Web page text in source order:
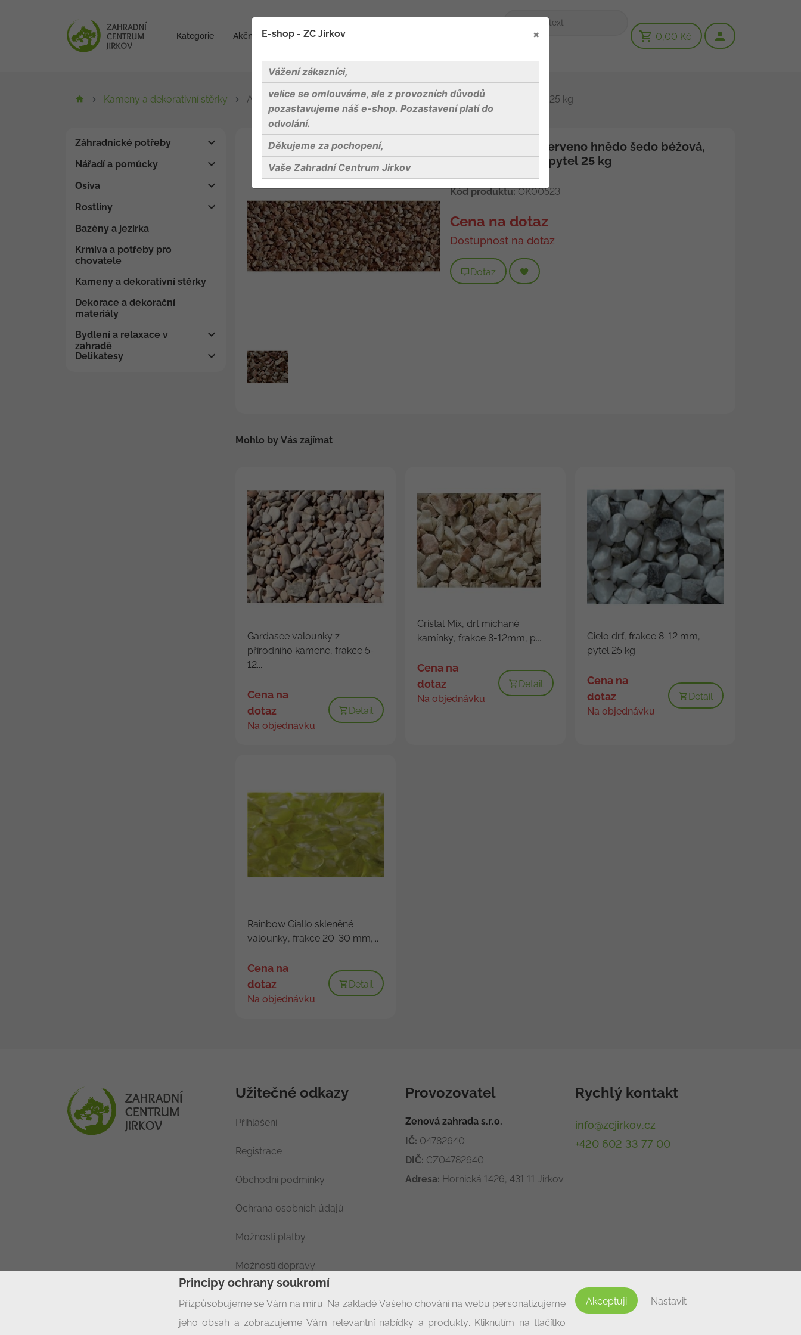
Kategorie Akční zboží Blog Kontakty 0,00 Kč
Kameny a dekorativní stěrky Arabescato drť, červeno hnědo šedo béžová, frakce 1,8-3 mm, pytel 25 kg
Záhradnické potřeby
Nářadí a pomůcky
Osiva
Rostliny
Bazény a jezírka
Krmiva a potřeby pro
chovatele
Kameny a dekorativní stěrky
Dekorace a dekorační
materiály
Bydlení a relaxace v
zahradě
Delikatesy
Arabescato drť, červeno hnědo šedo béžová,
frakce 1,8-3 mm, pytel 25 kg
Kód produktu:OK00523
Cena na dotaz
Dostupnost na dotaz
Dotaz
Mohlo by Vás zajímat
Gardasee valounky z
přírodního kamene, frakce 5-
12...
Cena na
dotaz
Na objednávku
Detail
Cristal Mix, drť míchané
kamínky, frakce 8-12mm, p...
Cena na
dotaz
Na objednávku
Detail
Cielo drť, frakce 8-12 mm,
pytel 25 kg
Cena na
dotaz
Na objednávku
Detail
Rainbow Giallo skleněné
valounky, frakce 20-30 mm,...
Cena na
dotaz
Na objednávku
Detail
Užitečné odkazy
Přihlášení
Registrace
Obchodní podmínky
Ochrana osobních údajů
Možnosti platby
Možnosti dopravy
Provozovatel
Zenová zahrada s.r.o.
IČ: 04782640
DIČ: CZ04782640
Adresa: Hornická 1426, 431 11 Jirkov
Rychlý kontakt
info@zcjirkov.cz
+420 602 33 77 00
Principy ochrany soukromí
Přizpůsobujeme se Vám na míru. Na základě Vašeho chování na webu personalizujeme
jeho obsah a zobrazujeme Vám relevantní nabídky a produkty. Kliknutím na tlačítko
Akceptuji Nastavit
E-shop - ZC Jirkov ×
Vážení zákazníci,
velice se omlouváme, ale z provozních důvodů
pozastavujeme náš e-shop. Pozastavení platí do
odvolání.
Děkujeme za pochopení,
Vaše Zahradní Centrum Jirkov